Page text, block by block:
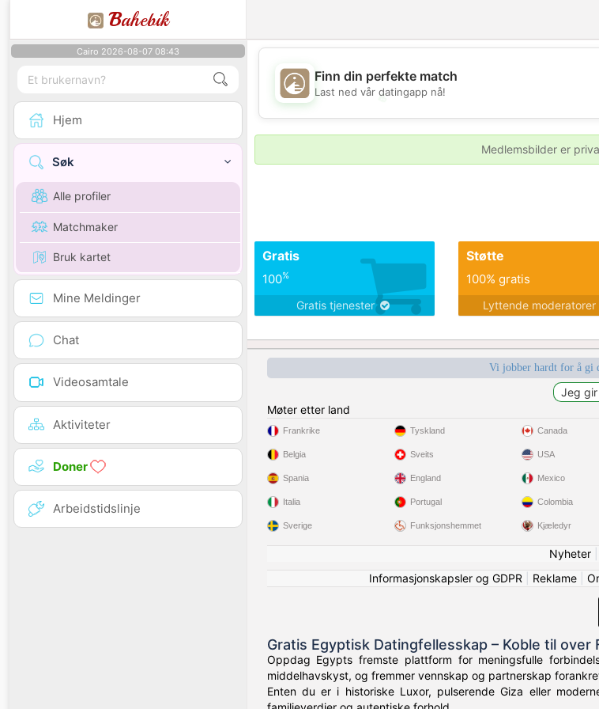
Bahebik
Cairo 2026-08-07 08:43
Hjem
Søk
Alle profiler
Matchmaker
Bruk kartet
Mine Meldinger
Chat
Videosamtale
Aktiviteter
Doner
Arbeidstidslinje
💖
💕
Finn din perfekte match
Last ned vår datingapp nå!
Medlemsbilder er
Gratis
100%
Gratis tjenester
Støtte
100% gratis
Lyttende moderatorer
Vi jobber hardt for å gi
Møter etter land
Frankrike
Belgia
Spania
Italia
Sverige
Tyskland
Sveits
England
Portugal
Funksjonshemmet
Canada
USA
Mexico
Colombia
Kjæledyr
Nyheter|
Informasjonskapsler og GDPR
Reklame|
Gratis Egyptisk Datingfellesskap – Koble til over
Oppdag Egypts fremste plattform for meningsfulle
middelhavskyst, og fremmer vennskap og partnerskap
Enten du er i historiske Luxor, pulserende Giza eller